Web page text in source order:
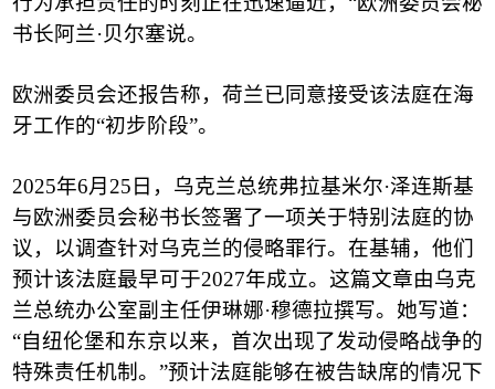
书长阿兰·贝尔塞说。
欧洲委员会还报告称，荷兰已同意接受该法庭在海
牙工作的“初步阶段”。
2025年6月 25日，乌克兰总统弗拉基米尔·泽连斯基
与欧洲委员会秘书长签署了一项关于特别法庭的协
议，以调查针对乌克兰的侵略罪行。在基辅，他们
预计该法庭最早可于2027年成立。这篇文章由乌克
兰总统办公室副主任伊琳娜·穆德拉撰写。她写道：
“自纽伦堡和东京以来，首次出现了发动侵略战争的
特殊责任机制。 ”预计法庭能够在被告缺席的情况下